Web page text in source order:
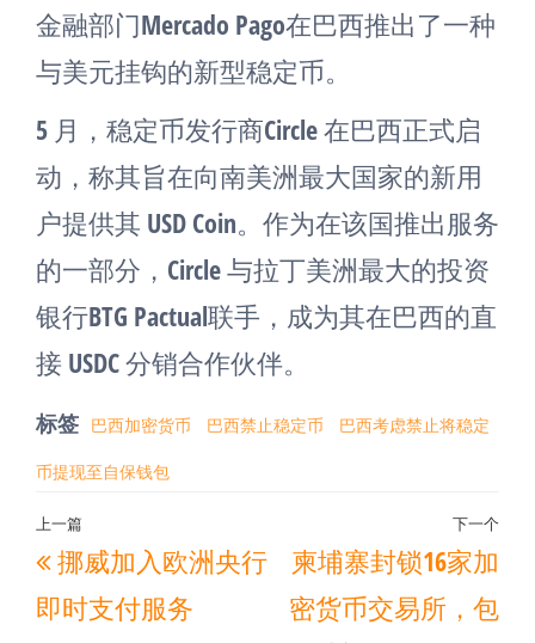
金融部门Mercado Pago在巴西推出了一种
与美元挂钩的新型稳定币。
5 月，稳定币发行商Circle 在巴西正式启
动，称其旨在向南美洲最大国家的新用
户提供其 USD Coin。作为在该国推出服务
的一部分，Circle 与拉丁美洲最大的投资
银行BTG Pactual联手，成为其在巴西的直
接 USDC 分销合作伙伴。
标签 巴西加密货币 巴西禁止稳定币 巴西考虑禁止将稳定
币提现至自保钱包
文
章
导
上
一
篇
上一篇
挪威加入欧洲央行
即时支付服务
下
篇
下一个
柬埔寨封锁16家加
密货币交易所，包